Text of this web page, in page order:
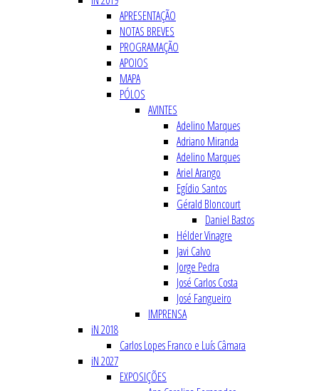
APRESENTAÇÃO
NOTAS BREVES
PROGRAMAÇÃO
APOIOS
MAPA
PÓLOS
AVINTES
Adelino Marques
Adriano Miranda
Adelino Marques
Ariel Arango
Egídio Santos
Gérald Bloncourt
Daniel Bastos
Hélder Vinagre
Javi Calvo
Jorge Pedra
José Carlos Costa
José Fangueiro
IMPRENSA
iN 2018
Carlos Lopes Franco e Luís Câmara
iN 2027
EXPOSIÇÕES